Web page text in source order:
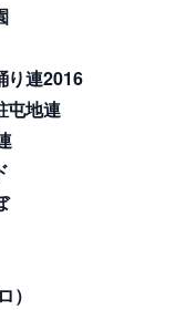
り連2016
屯地連
）